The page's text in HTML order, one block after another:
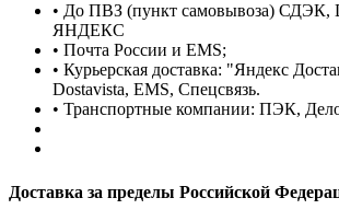
• До ПВЗ (пункт самовывоза) СДЭК,
ЯНДЕКС
• Почта России и EMS;
• Курьерская доставка: "Яндекс
Dostavista, EMS, Спецсвязь.
• Транспортные компании: ПЭК,
Доставка за пределы Российской